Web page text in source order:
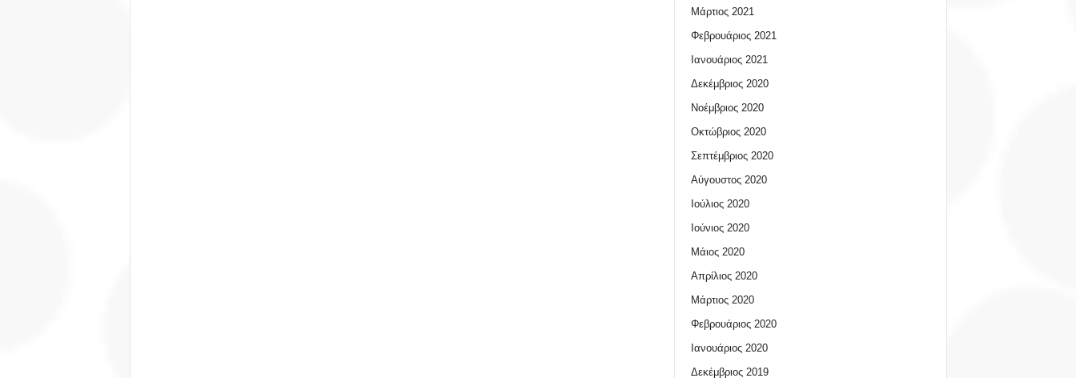
Μάρτιος 2021
Φεβρουάριος 2021
Ιανουάριος 2021
Δεκέμβριος 2020
Νοέμβριος 2020
Οκτώβριος 2020
Σεπτέμβριος 2020
Αύγουστος 2020
Ιούλιος 2020
Ιούνιος 2020
Μάιος 2020
Απρίλιος 2020
Μάρτιος 2020
Φεβρουάριος 2020
Ιανουάριος 2020
Δεκέμβριος 2019